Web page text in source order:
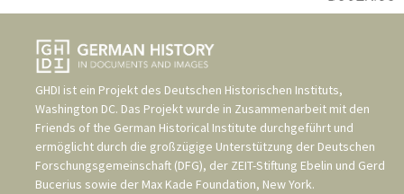
GHDI ist ein Projekt des Deutschen Historischen Instituts,
Washington DC. Das Projekt wurde in Zusammenarbeit mit den
Friends of the German Historical Institute durchgeführt und
ermöglicht durch die großzügige Unterstützung der Deutschen
Forschungsgemeinschaft (DFG), der ZEIT-Stiftung Ebelin und Gerd
Bucerius sowie der Max Kade Foundation, New York.